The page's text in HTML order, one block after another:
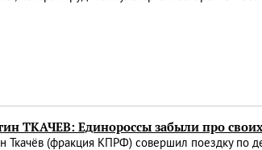
ТКАЧЕВ: Единороссы забыли про
Ткачёв (фракция КПРФ) совершил поездку по